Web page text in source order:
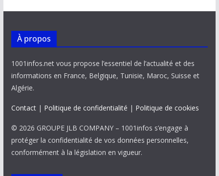
À propos
1001infos.net vous propose l’essentiel de l’actualité et des
informations en France, Belgique, Tunisie, Maroc, Suisse et
Algérie.
Contact| Politique de confidentialité | Politique de cookies
© 2026 GROUPE JLB COMPANY – 1001infos s’engage à
protéger la confidentialité de vos données personnelles,
conformément à la législation en vigueur.